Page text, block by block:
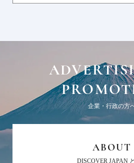
企業・行政の方
ABOUT
DISCOVER JAPAN